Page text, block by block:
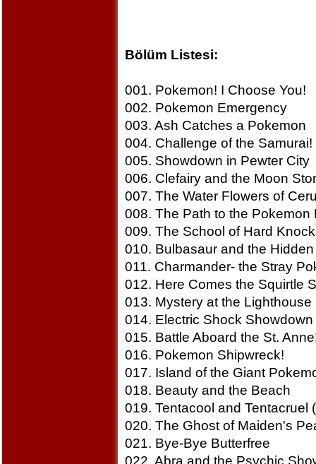
Bölüm Listesi:
001. Pokemon! I Choose You!
002. Pokemon Emergency
003. Ash Catches a Pokemon
004. Challenge of the Samurai!
005. Showdown in Pewter City
006. Clefairy and the Moon
007. The Water Flowers of
008. The Path to the Pokemon
009. The School of Hard
010. Bulbasaur and the
011. Charmander- the Stray
012. Here Comes the Squirtle
013. Mystery at the Lighthouse
014. Electric Shock Showdown
015. Battle Aboard the St.
016. Pokemon Shipwreck!
017. Island of the Giant
018. Beauty and the Beach
019. Tentacool and Tentacruel
020. The Ghost of Maiden's
021. Bye-Bye Butterfree
022. Abra and the Psychic